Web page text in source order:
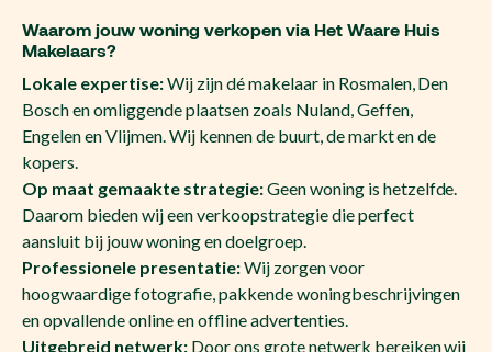
Waarom jouw woning verkopen via Het Waare Huis
Makelaars?
Lokale expertise:Wij zijn dé makelaar in Rosmalen, Den
Bosch en omliggende plaatsen zoals Nuland, Geffen,
Engelen en Vlijmen. Wij kennen de buurt, de markt en de
kopers.
Op maat gemaakte strategie:Geen woning is hetzelfde.
Daarom bieden wij een verkoopstrategie die perfect
aansluit bij jouw woning en doelgroep.
Professionele presentatie:Wij zorgen voor
hoogwaardige fotografie, pakkende woningbeschrijvingen
en opvallende online en offline advertenties.
Uitgebreid netwerk:Door ons grote netwerk bereiken wij